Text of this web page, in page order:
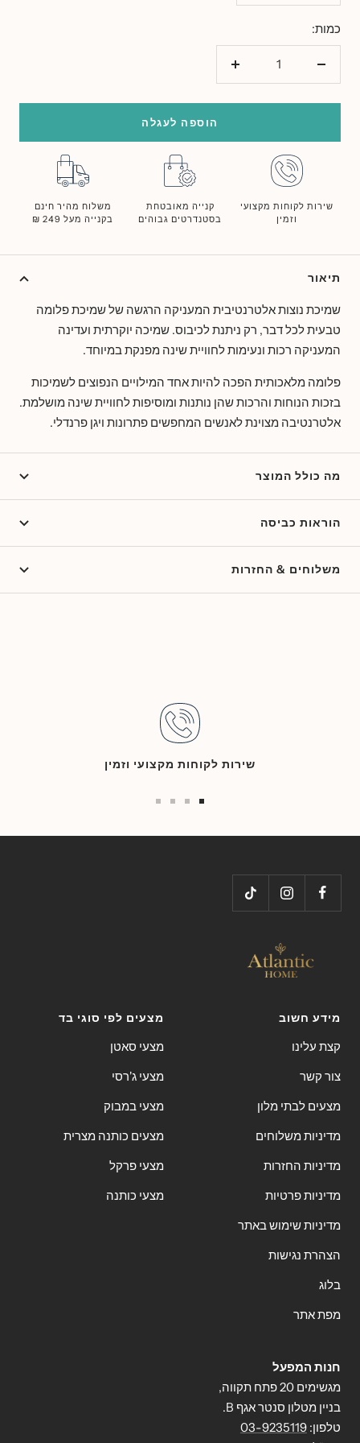
כמות:
הוסף
הוספה לעגלה
שירות לקוחות מקצועי
וזמין
קנייה מאובטחת
בסטנדרטים גבוהים
משלוח מהיר חינם
בקנייה מעל 249 ₪
תיאור
שמיכת נוצות אלטרנטיבית המעניקה הרגשה של שמיכת פלומה
טבעית לכל דבר, רק ניתנת לכיבוס. שמיכה יוקרתית ועדינה
המעניקה רכות ונעימות לחוויית שינה מפנקת במיוחד.
פלומה מלאכותית הפכה להיות אחד המילויים הנפוצים לשמיכות
בזכות הנוחות והרכות שהן נותנות ומוסיפות לחוויית שינה מושלמת.
אלטרנטיבה מצוינת לאנשים המחפשים פתרונות ויגן פרנדלי.
מה כולל המוצר
הוראות כביסה
משלוחים & החזרות
שירות לקוחות מקצועי וזמין
מידע חשוב
קצת עלינו
צור קשר
מצעים לבתי מלון
מדיניות משלוחים
מדיניות החזרות
מדיניות פרטיות
מדיניות שימוש באתר
הצהרת נגישות
בלוג
מפת אתר
מצעים לפי סוגי בד
מצעי סאטן
מצעי ג'רסי
מצעי במבוק
מצעים כותנה מצרית
מצעי פרקל
מצעי כותנה
חנות המפעל
מגשימים 20 פתח תקווה,
בניין מטלון סנטר אגף B.
טלפון: 03-9235119